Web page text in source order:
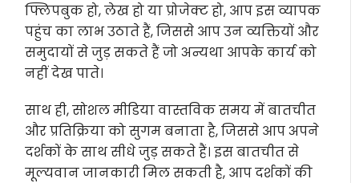
फ्लिपबुक हो, लेख हो या प्रोजेक्ट हो, आप इस व्यापक
पहुंच का लाभ उठाते हैं, जिससे आप उन व्यक्तियों और
समुदायों से जुड़ सकते हैं जो अन्यथा आपके कार्य को
नहीं देख पाते।
साथ ही, सोशल मीडिया वास्तविक समय में बातचीत
और प्रतिक्रिया को सुगम बनाता है, जिससे आप अपने
दर्शकों के साथ सीधे जुड़ सकते हैं। इस बातचीत से
मूल्यवान जानकारी मिल सकती है, आप दर्शकों की